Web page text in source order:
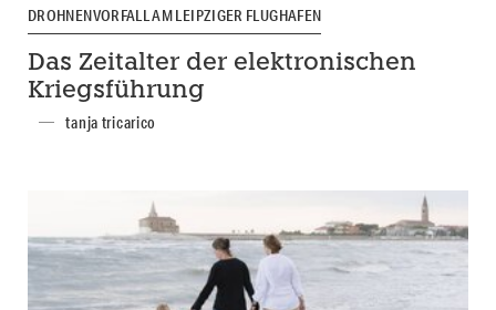
DROHNENVORFALL AM LEIPZIGER FLUGHAFEN
Das Zeitalter der elektronischen
Kriegsführung
tanja tricarico